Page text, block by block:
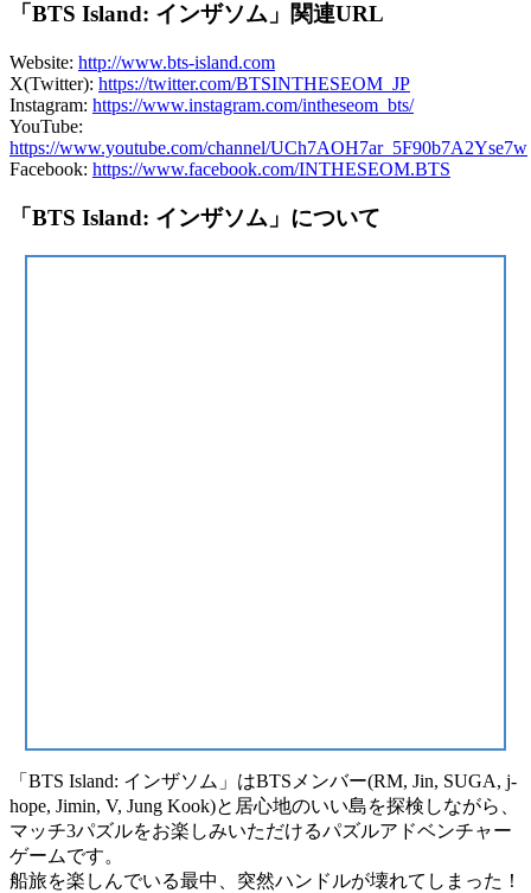
「BTS Island: インザソム」関連URL
Website: http://www.bts-island.com
X(Twitter): https://twitter.com/BTSINTHESEOM_JP
Instagram: https://www.instagram.com/intheseom_bts/
YouTube:
https://www.youtube.com/channel/UCh7AOH7ar_5F90b7A2Yse7w
Facebook: https://www.facebook.com/INTHESEOM.BTS
「BTS Island: インザソム」について
「BTS Island: インザソム」はBTSメンバー(RM, Jin, SUGA, j-
hope, Jimin, V, Jung Kook)と居心地のいい島を探検しながら、
マッチ3パズルをお楽しみいただけるパズルアドベンチャー
ゲームです。
船旅を楽しんでいる最中、突然ハンドルが壊れてしまった！